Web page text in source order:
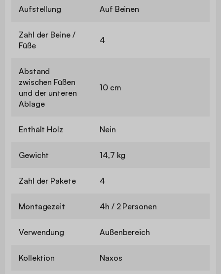
Aufstellung Auf Beinen
Zahl der Beine /
Füße
4
Abstand
zwischen Füßen
und der unteren
Ablage
10 cm
Enthält Holz Nein
Gewicht 14,7 kg
Zahl der Pakete 4
Montagezeit 4h / 2 Personen
Verwendung Außenbereich
Kollektion Naxos